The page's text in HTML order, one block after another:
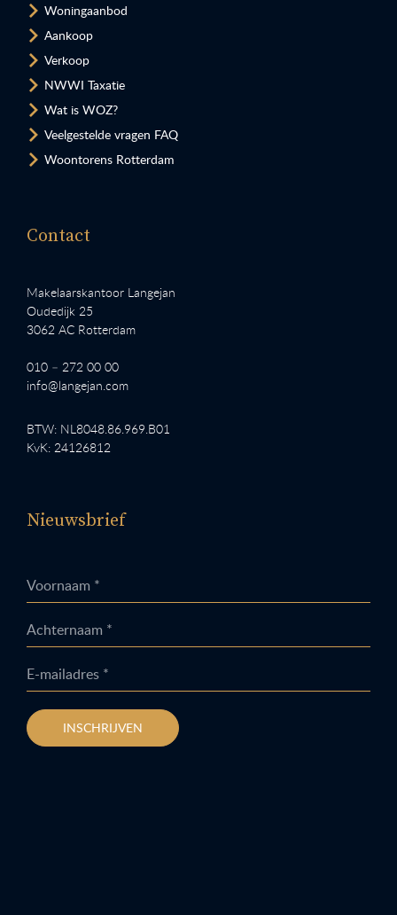
Woningaanbod
Aankoop
Verkoop
NWWI Taxatie
Wat is WOZ?
Veelgestelde vragen FAQ
Woontorens Rotterdam
Contact
Makelaarskantoor Langejan
Oudedijk 25
3062 AC Rotterdam
010 – 272 00 00
info@langejan.com
BTW: NL8048.86.969.B01
KvK: 24126812
Nieuwsbrief
Voornaam *
Achternaam *
E-mailadres *
INSCHRIJVEN